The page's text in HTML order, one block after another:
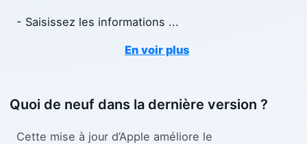
- Saisissez les informations ...
En voir plus
Quoi de neuf dans la dernière version ?
Cette mise à jour d’Apple améliore le